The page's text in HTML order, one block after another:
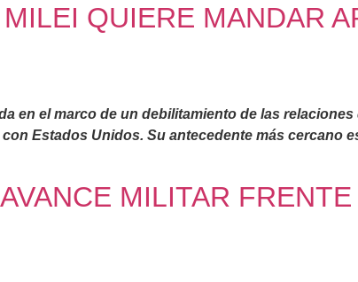
QUIERE MANDAR
en el marco de un debilitamiento de las
Estados Unidos. Su antecedente más cercano
MILITAR FRENTE